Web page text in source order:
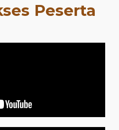
Peserta